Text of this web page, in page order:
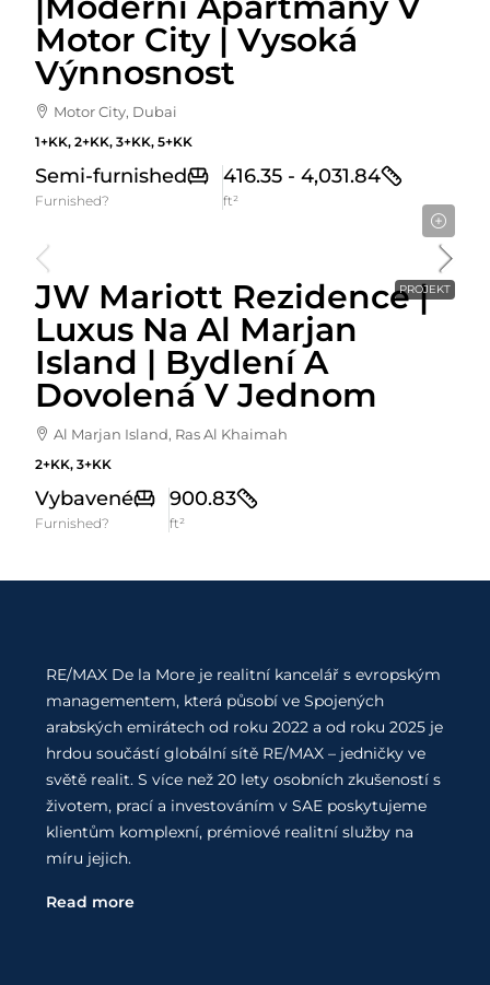
Motor City | Vysoká
Výnnosnost
Motor City, Dubai
1+KK, 2+KK, 3+KK, 5+KK
Semi-furnished
Furnished?
416.35 - 4,031.84
ft²
PROJEKT
JW Mariott Rezidence |
Luxus Na Al Marjan
Island | Bydlení A
Dovolená V Jednom
Al Marjan Island, Ras Al Khaimah
2+KK, 3+KK
Vybavené
Furnished?
900.83
ft²
RE/MAX De la More je realitní kancelář s evropským
managementem, která působí ve Spojených
arabských emirátech od roku 2022 a od roku 2025 je
hrdou součástí globální sítě RE/MAX – jedničky ve
světě realit. S více než 20 lety osobních zkušeností s
životem, prací a investováním v SAE poskytujeme
klientům komplexní, prémiové realitní služby na
míru jejich.
Read more